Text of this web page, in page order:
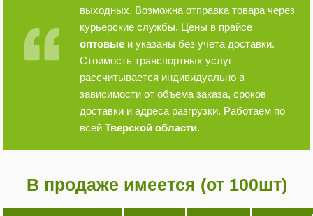
выходных. Возможна отправка товара через
курьерские службы. Цены в прайсе
оптовые и указаны без учета доставки.
Стоимость транспортных услуг
рассчитывается индивидуально в
зависимости от объема заказа, сроков
доставки и адреса разгрузки. Работаем по
всейТверской области.
В продаже имеется (от 100шт)